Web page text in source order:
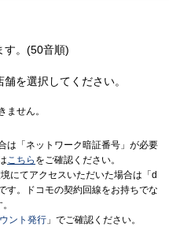
す。(50音順)
を選択してください。
ません。
は「ネットワーク暗証番号」が必要
こちら をご確認ください。
にてアクセスいただいた場合は「d
す。ドコモの契約回線をお持ちでな
ント発行 」でご確認ください。